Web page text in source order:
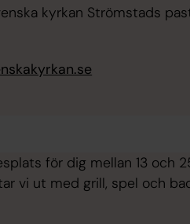
kyrkan Strömstads
för dig mellan 13 och
vi ut med grill, spel och